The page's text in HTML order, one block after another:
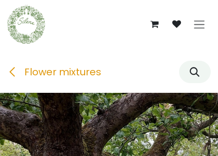
Se rendre au contenu
Flower mixtures